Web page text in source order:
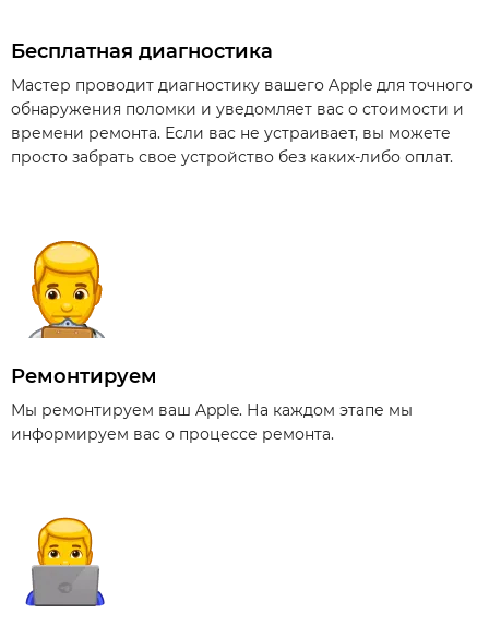
Бесплатная диагностика
Мастер проводит диагностику вашего Apple для точного
обнаружения поломки и уведомляет вас о стоимости и
времени ремонта. Если вас не устраивает, вы можете
просто забрать свое устройство без каких-либо оплат.
Ремонтируем
Мы ремонтируем ваш Apple. На каждом этапе мы
информируем вас о процессе ремонта.